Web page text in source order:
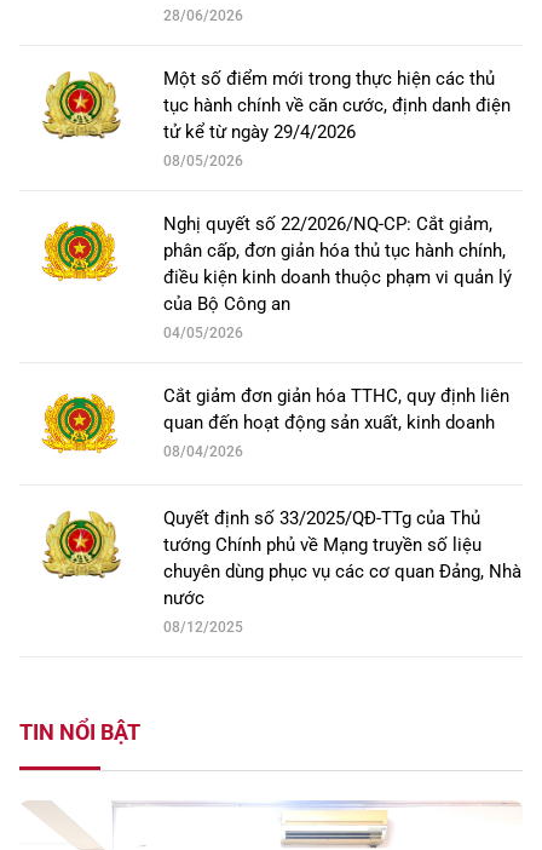
28/06/2026
Một số điểm mới trong thực hiện các thủ
tục hành chính về căn cước, định danh điện
tử kể từ ngày 29/4/2026
08/05/2026
Nghị quyết số 22/2026/NQ-CP: Cắt giảm,
phân cấp, đơn giản hóa thủ tục hành chính,
điều kiện kinh doanh thuộc phạm vi quản lý
của Bộ Công an
04/05/2026
Cắt giảm đơn giản hóa TTHC, quy định liên
quan đến hoạt động sản xuất, kinh doanh
08/04/2026
Quyết định số 33/2025/QĐ-TTg của Thủ
tướng Chính phủ về Mạng truyền số liệu
chuyên dùng phục vụ các cơ quan Đảng, Nhà
nước
08/12/2025
TIN NỔI BẬT